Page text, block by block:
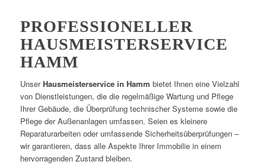
PROFESSIONELLER
HAUSMEISTERSERVICE
HAMM
Unser Hausmeisterservice in Hamm bietet Ihnen eine Vielzahl
von Dienstleistungen, die die regelmäßige Wartung und Pflege
Ihrer Gebäude, die Überprüfung technischer Systeme sowie die
Pflege der Außenanlagen umfassen. Seien es kleinere
Reparaturarbeiten oder umfassende Sicherheitsüberprüfungen –
wir garantieren, dass alle Aspekte Ihrer Immobilie in einem
hervorragenden Zustand bleiben.